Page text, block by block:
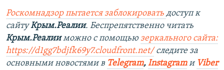
Роскомнадзор пытается заблокировать доступ к
сайтуКрым.Реалии. Беспрепятственно читать
Крым.Реалииможно с помощью зеркального сайта:
https://d1gg7bdjfk69y7.cloudfront.net/следите за
основными новостями в Telegram, Instagramи Viber